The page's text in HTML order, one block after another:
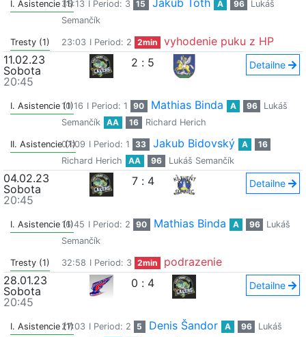
I. Asistencie (1)35:13 I Period: 3 15 Jakub Toth A 96
Lukáš
Semančík
Tresty (1) 23:03 I Period: 2 2min
vyhodenie puku z HP
11.02.23
Sobota
20:45
2 : 5 Detailne
I. Asistencie (1)10:16 I Period: 1 90 Mathias Binda A 96
Lukáš
Semančík
AA 16 Richard Herich
II. Asistencie (1)
07:09 I Period: 1 33 Jakub Bidovský A
16
Richard Herich
AA 96 Lukáš Semančík
04.02.23
Sobota
20:45
7 : 4 Detailne
I. Asistencie (1)16:45 I Period: 2 90 Mathias Binda A 96
Lukáš
Semančík
Tresty (1) 32:58 I Period: 3 2min
podrazenie
28.01.23
Sobota
20:45
0 : 4 Detailne
I. Asistencie (1)27:03 I Period: 2 5 Denis Šandor A 96
Lukáš